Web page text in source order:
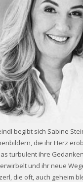
begibt sich Sabine
die ihr Herz
turbulent ihre Gedanken
und ihr neue
die oft, auch geheim